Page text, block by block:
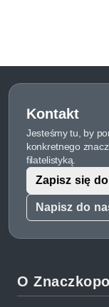
Kontakt
Jesteśmy tu, by
konkretnego
filatelistyką.
Napisz do
Zapisz się
O